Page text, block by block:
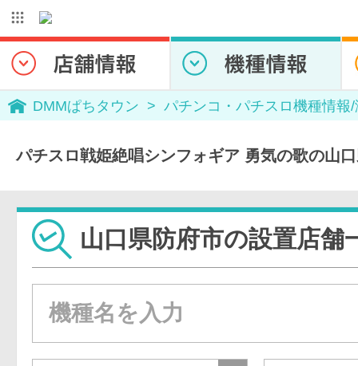
DMMぱちタウン パチンコ・パチスロ機種情報
パチスロ戦姫絶唱シンフォギア 勇気の歌の山
山口県防府市の設置店舗